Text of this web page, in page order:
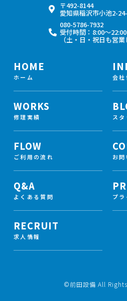
〒492-8144
愛知県稲沢市小池2-
080-5786-7932
受付時間：8:00〜22:00
（土・日・祝日も営業
HOME
ホーム
WORKS
修理実績
FLOW
ご利用の流れ
Q&A
よくある質問
RECRUIT
求人情報
会社
ス
お問
プ
©前田設備 All